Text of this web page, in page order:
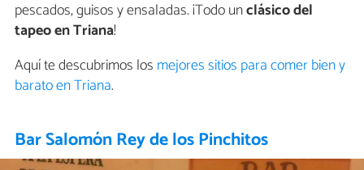
pescados, guisos y ensaladas. ¡Todo unclásico del
tapeo en Triana!
Aquí te descubrimos los mejores sitios para comer bien y
barato en Triana.
Bar Salomón Rey de los Pinchitos